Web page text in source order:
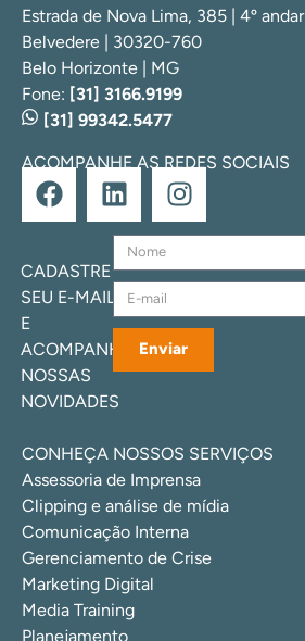
Estrada de Nova Lima, 385 | 4º andar
Belvedere | 30320-760
Belo Horizonte | MG
Fone: [31] 3166.9199
[31] 99342.5477
ACOMPANHE AS REDES SOCIAIS
CADASTRE
SEU E-MAIL
E
ACOMPANHE
NOSSAS
NOVIDADES
Enviar
CONHEÇA NOSSOS SERVIÇOS
Assessoria de Imprensa
Clipping e análise de mídia
Comunicação Interna
Gerenciamento de Crise
Marketing Digital
Media Training
Planejamento